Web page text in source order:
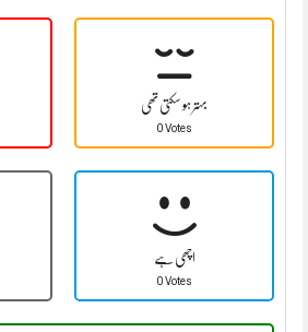
بہتر ہو سکتی تھی
0 Votes
اچھی ہے
0 Votes